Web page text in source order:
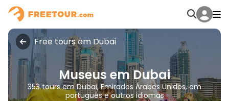
Free tours em Dubai
Museus em Dubai
353 tours em Dubai, Emirados Árabes Unidos, em
português e outros idiomas